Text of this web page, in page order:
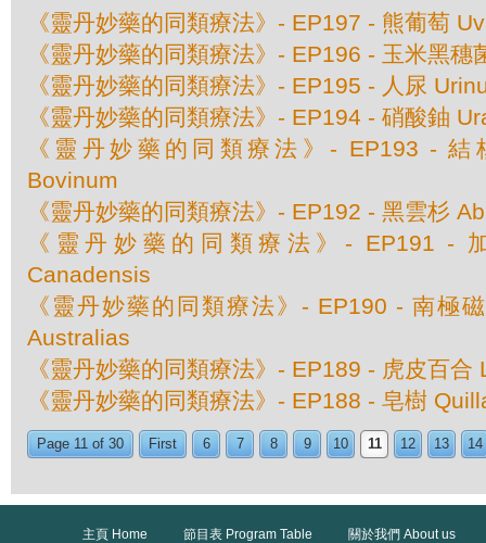
《靈丹妙藥的同類療法》- EP197 - 熊葡萄
《靈丹妙藥的同類療法》- EP196 - 玉米黑
《靈丹妙藥的同類療法》- EP195 - 人尿
《靈丹妙藥的同類療法》- EP194 - 硝酸鈾
《靈丹妙藥的同類療法》- EP193 - 結
Bovinum
《靈丹妙藥的同類療法》- EP192 - 黑雲杉
《靈丹妙藥的同類療法》- EP191 -
Canadensis
《靈丹妙藥的同類療法》- EP190 - 南極
Australias
《靈丹妙藥的同類療法》- EP189 - 虎皮百
《靈丹妙藥的同類療法》- EP188 - 皂樹
Page 11 of 30 First 6 7 8 9 10 11 12 13 14
主頁 Home 節目表 Program Table
關於我們 About us